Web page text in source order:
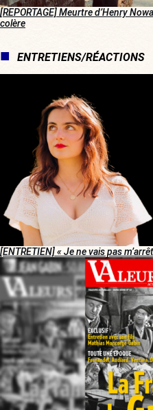
[REPORTAGE] Meurtre d’Henry
colère
ENTRETIENS/RÉACTIONS
[ENTRETIEN] « Je ne vais pas